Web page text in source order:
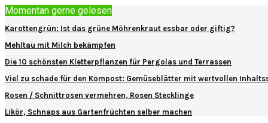
Momentan gerne gelesen
Karottengrün: Ist das grüne Möhrenkraut essbar oder giftig?
Mehltau mit Milch bekämpfen
Die 10 schönsten Kletterpflanzen für Pergolas und Terrassen
Viel zu schade für den Kompost: Gemüseblätter mit wertvollen
Rosen / Schnittrosen vermehren, Rosen Stecklinge
Likör, Schnaps aus Gartenfrüchten selber machen